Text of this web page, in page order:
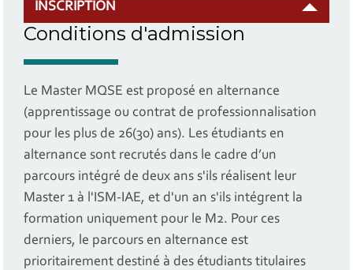
INSCRIPTION
Conditions d'admission
Le Master MQSE est proposé en alternance
(apprentissage ou contrat de professionnalisation
pour les plus de 26(30) ans). Les étudiants en
alternance sont recrutés dans le cadre d’un
parcours intégré de deux ans s'ils réalisent leur
Master 1 à l'ISM-IAE, et d'un an s'ils intégrent la
formation uniquement pour le M2. Pour ces
derniers, le parcours en alternance est
prioritairement destiné à des étudiants titulaires